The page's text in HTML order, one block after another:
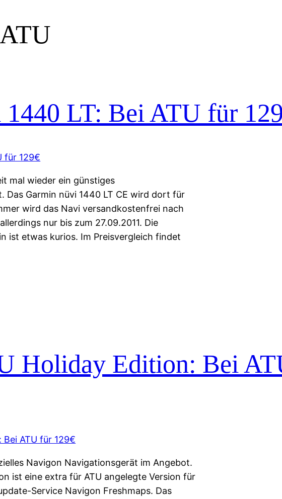
ATU
LT: Bei ATU für
mal wieder ein günstiges
Das Garmin nüvi 1440 LT CE wird dort für
wird das Navi versandkostenfrei nach
nur bis zum 27.09.2011. Die
ist etwas kurios. Im Preisvergleich findet
Holiday Edition: Bei
Navigon Navigationsgerät im Angebot.
ist eine extra für ATU angelegte Version für
Service Navigon Freshmaps. Das